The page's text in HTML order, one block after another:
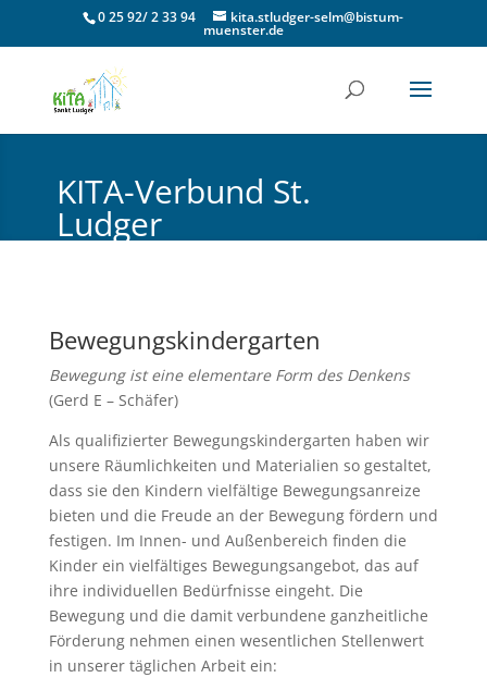
0 25 92/ 2 33 94 kita.stludger-selm@bistum-
muenster.de
KITA-Verbund St.
Ludger
Bewegungskindergarten
Bewegung ist eine elementare Form des Denkens
(Gerd E – Schäfer)
Als qualifizierter Bewegungskindergarten haben wir
unsere Räumlichkeiten und Materialien so gestaltet,
dass sie den Kindern vielfältige Bewegungsanreize
bieten und die Freude an der Bewegung fördern und
festigen. Im Innen- und Außenbereich finden die
Kinder ein vielfältiges Bewegungsangebot, das auf
ihre individuellen Bedürfnisse eingeht. Die
Bewegung und die damit verbundene ganzheitliche
Förderung nehmen einen wesentlichen Stellenwert
in unserer täglichen Arbeit ein: